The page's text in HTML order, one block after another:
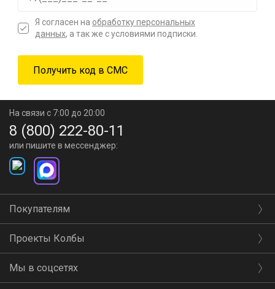
Я согласен на обработку персональных
данных, а так же с условиями подписки.
На связи с 7:00 до 20:00
8 (800) 222-80-11
или пишите в мессенджер:
Покупателям
Проекты Колбы
Мы в соцсетях